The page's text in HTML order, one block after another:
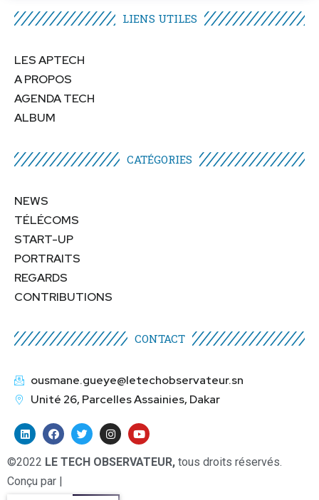
LIENS UTILES​
LES APTECH
A PROPOS
AGENDA TECH
ALBUM
CATÉGORIES​
NEWS
TÉLÉCOMS
START-UP
PORTRAITS
REGARDS
CONTRIBUTIONS
CONTACT
ousmane.gueye@letechobservateur.sn
Unité 26, Parcelles Assainies, Dakar
©2022 LE TECH OBSERVATEUR, tous droits réservés.
Conçu par |